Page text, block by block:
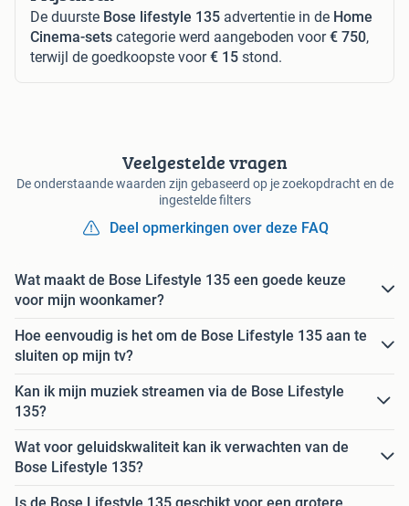
De duurste Bose lifestyle 135 advertentie in de Home
Cinema-sets categorie werd aangeboden voor€ 750,
terwijl de goedkoopste voor€ 15 stond.
Veelgestelde vragen
De onderstaande waarden zijn gebaseerd op je zoekopdracht en de
ingestelde filters
Deel opmerkingen over deze FAQ
Wat maakt de Bose Lifestyle 135 een goede keuze
voor mijn woonkamer?
Hoe eenvoudig is het om de Bose Lifestyle 135 aan te
sluiten op mijn tv?
Kan ik mijn muziek streamen via de Bose Lifestyle
135?
Wat voor geluidskwaliteit kan ik verwachten van de
Bose Lifestyle 135?
Is de Bose Lifestyle 135 geschikt voor een grotere